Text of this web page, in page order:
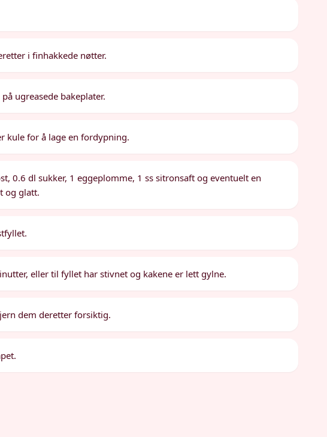
i finhakkede nøtter.
ugreasede bakeplater.
kule for å lage en fordypning.
0.6 dl sukker, 1 eggeplomme, 1 ss sitronsaft og eventuelt en
og glatt.
eller til fyllet har stivnet og kakene er lett gylne.
dem deretter forsiktig.